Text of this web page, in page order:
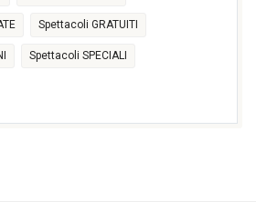
Spettacoli GRATUITI
Spettacoli SPECIALI